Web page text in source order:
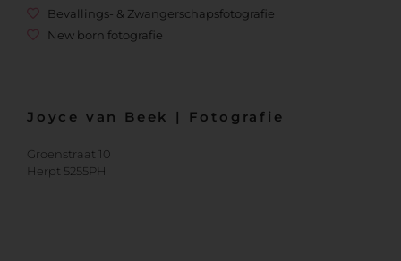
Bevallings- & Zwangerschapsfotografie
New born fotografie
Joyce van Beek | Fotografie
Groenstraat 10
Herpt 5255PH